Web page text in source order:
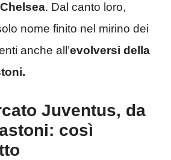
Chelsea. Dal canto loro,
nome finito nel mirino dei
anche all’evolversi della
Juventus, da
così